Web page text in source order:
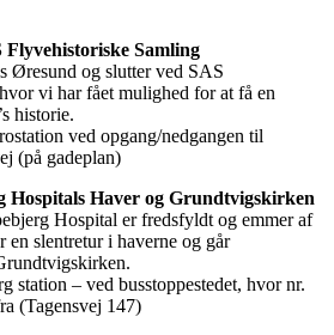
Flyvehistoriske Samling
Øresund og slutter ved SAS
vi har fået mulighed for at få en
historie.
ved opgang/nedgangen til
(på gadeplan)
Hospitals Haver og Grundtvigskirken
Hospital er fredsfyldt og emmer af
slentretur i haverne og går
station – ved busstoppestedet, hvor nr.
(Tagensvej 147)